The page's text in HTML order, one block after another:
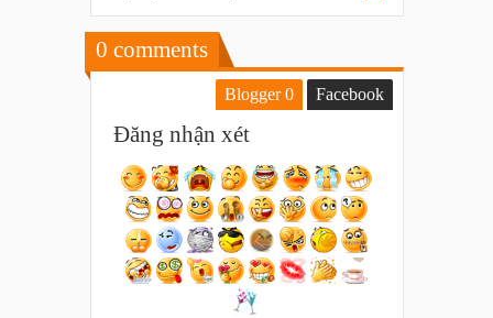
0 comments
Blogger0 Facebook
Đăng nhận xét